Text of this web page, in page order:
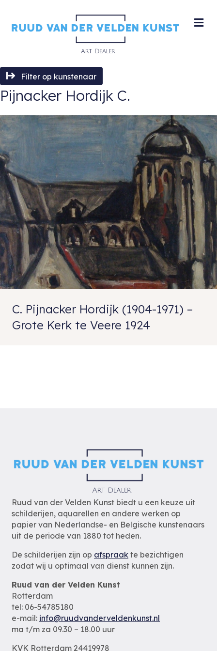
Filter op kunstenaar
Pijnacker Hordijk C.
C. Pijnacker Hordijk (1904-1971) –
Grote Kerk te Veere 1924
Ruud van der Velden Kunst biedt u een keuze uit
schilderijen, aquarellen en andere werken op
papier van Nederlandse- en Belgische kunstenaars
uit de periode van 1880 tot heden.
De schilderijen zijn op afspraak te bezichtigen
zodat wij u optimaal van dienst kunnen zijn.
Ruud van der Velden Kunst
Rotterdam
tel: 06-54785180
e-mail: info@ruudvanderveldenkunst.nl
ma t/m za 09.30 – 18.00 uur
KVK Rotterdam 24419978